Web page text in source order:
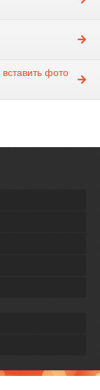
фото